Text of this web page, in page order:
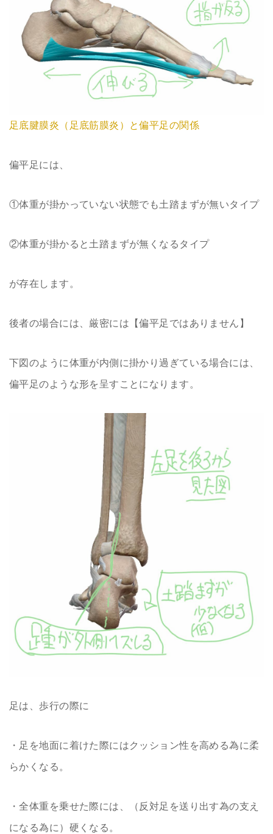
足底腱膜炎（足底筋膜炎）と偏平足の関係
偏平足には、
①体重が掛かっていない状態でも土踏まずが無いタイプ
②体重が掛かると土踏まずが無くなるタイプ
が存在します。
後者の場合には、厳密には【偏平足ではありません】
下図のように体重が内側に掛かり過ぎている場合には、
偏平足のような形を呈すことになります。
足は、歩行の際に
・足を地面に着けた際にはクッション性を高める為に柔
らかくなる。
・全体重を乗せた際には、（反対足を送り出す為の支え
になる為に）硬くなる。